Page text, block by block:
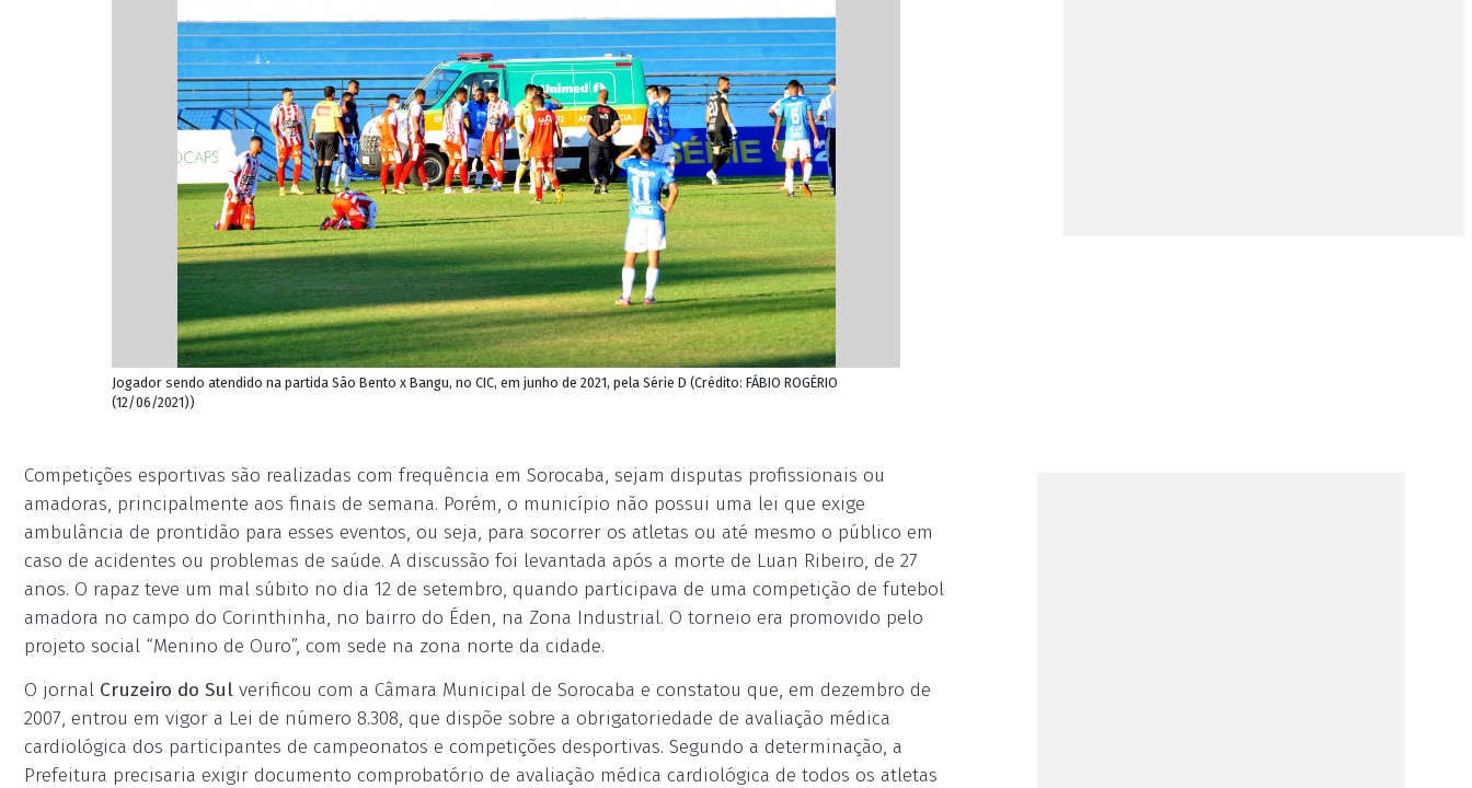
Jogador sendo atendido na partida São Bento x Bangu, no CIC, em junho de 2021, pela Série D (Crédito: FÁBIO ROGÉRIO
(12/06/2021))
Competições esportivas são realizadas com frequência em Sorocaba, sejam disputas profissionais ou
amadoras, principalmente aos finais de semana. Porém, o município não possui uma lei que exige
ambulância de prontidão para esses eventos, ou seja, para socorrer os atletas ou até mesmo o público em
caso de acidentes ou problemas de saúde. A discussão foi levantada após a morte de Luan Ribeiro, de 27
anos. O rapaz teve um mal súbito no dia 12 de setembro, quando participava de uma competição de futebol
amadora no campo do Corinthinha, no bairro do Éden, na Zona Industrial. O torneio era promovido pelo
projeto social “Menino de Ouro”, com sede na zona norte da cidade.
O jornal Cruzeiro do Sul verificou com a Câmara Municipal de Sorocaba e constatou que, em dezembro de
2007, entrou em vigor a Lei de número 8.308, que dispõe sobre a obrigatoriedade de avaliação médica
cardiológica dos participantes de campeonatos e competições desportivas. Segundo a determinação, a
Prefeitura precisaria exigir documento comprobatório de avaliação médica cardiológica de todos os atletas